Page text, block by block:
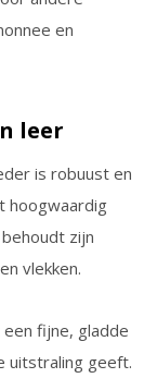
en
leer
is robuust en
hoogwaardig
zijn
vlekken.
fijne, gladde
uitstraling geeft.